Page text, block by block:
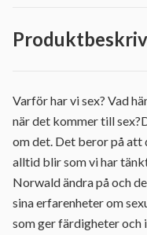
Varför har vi sex? Vad
när det kommer till
om det. Det beror på att
alltid blir som vi har
Norwald ändra på och
sina erfarenheter om
som ger färdigheter